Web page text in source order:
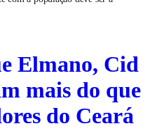
Elmano, Cid
mais do que
do Ceará